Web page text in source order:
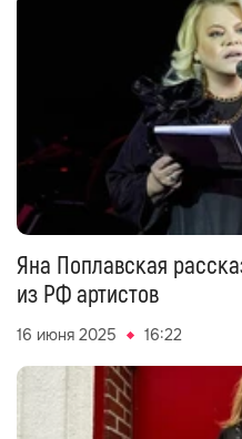
Яна Поплавская
из РФ артистов
16 июня 2025 16:22